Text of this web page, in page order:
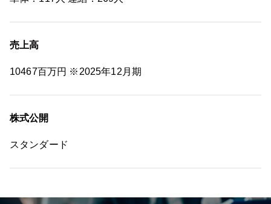
売上高
10467百万円 ※2025年12月期
株式公開
スタンダード